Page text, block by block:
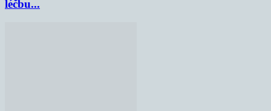
léčbu...